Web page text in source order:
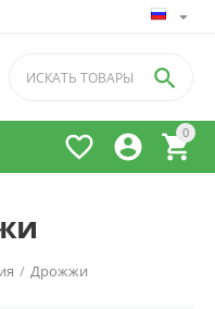
0




/ Дрожжи